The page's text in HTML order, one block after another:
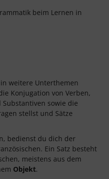
beim Lernen in
weitere Unterthemen
Konjugation von Verben,
sowie die
stellst und Sätze
bedienst du dich der
Ein Satz besteht
meistens aus dem
Objekt.